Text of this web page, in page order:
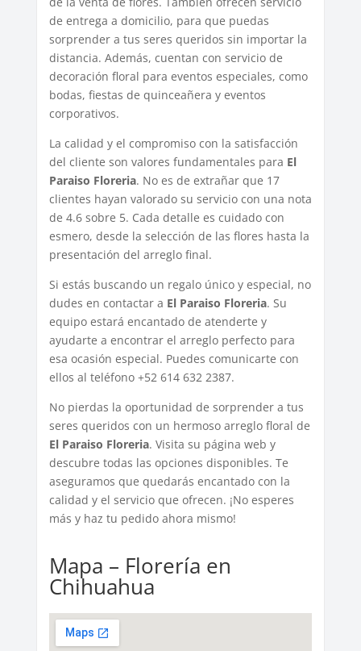
de entrega a domicilio, para que puedas
sorprender a tus seres queridos sin importar la
distancia. Además, cuentan con servicio de
decoración floral para eventos especiales, como
bodas, fiestas de quinceañera y eventos
corporativos.
La calidad y el compromiso con la satisfacción
del cliente son valores fundamentales para El
Paraiso Floreria. No es de extrañar que 17
clientes hayan valorado su servicio con una nota
de 4.6 sobre 5. Cada detalle es cuidado con
esmero, desde la selección de las flores hasta la
presentación del arreglo final.
Si estás buscando un regalo único y especial, no
dudes en contactar a El Paraiso Floreria. Su
equipo estará encantado de atenderte y
ayudarte a encontrar el arreglo perfecto para
esa ocasión especial. Puedes comunicarte con
ellos al teléfono +52 614 632 2387.
No pierdas la oportunidad de sorprender a tus
seres queridos con un hermoso arreglo floral de
El Paraiso Floreria. Visita su página web y
descubre todas las opciones disponibles. Te
aseguramos que quedarás encantado con la
calidad y el servicio que ofrecen. ¡No esperes
más y haz tu pedido ahora mismo!
Mapa – Florería en
Chihuahua